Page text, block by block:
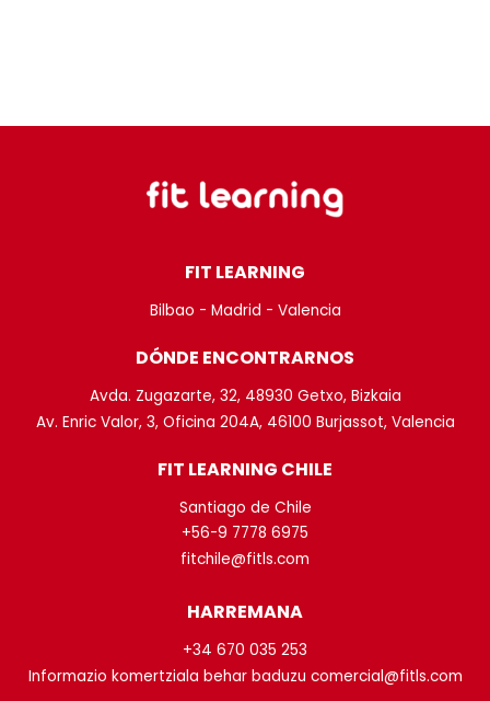
FIT LEARNING
Bilbao - Madrid - Valencia
DÓNDE ENCONTRARNOS
Avda. Zugazarte, 32, 48930 Getxo, Bizkaia
Av. Enric Valor, 3, Oficina 204A, 46100 Burjassot, Valencia
FIT LEARNING CHILE
Santiago de Chile
+56-9 7778 6975
fitchile@fitls.com
HARREMANA
+34 670 035 253
Informazio komertziala behar baduzu comercial@fitls.com